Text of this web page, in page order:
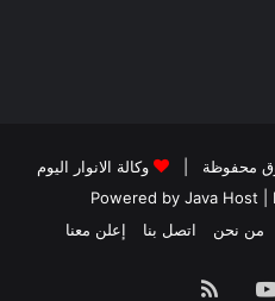
وكالة الانوار اليوم
Powered by Java Host |
من نحن اتصل بنا إعلن معنا
يوتيوبملخص